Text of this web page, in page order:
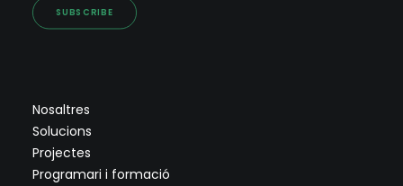
SUBSCRIBE
Nosaltres
Solucions
Projectes
Programari i formació